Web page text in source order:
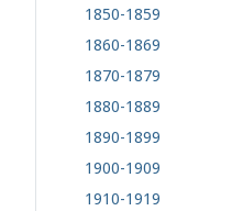
1850-1859
1860-1869
1870-1879
1880-1889
1890-1899
1900-1909
1910-1919